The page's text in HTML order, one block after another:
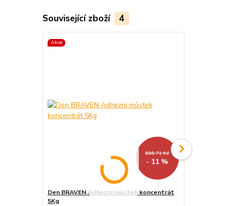
Související zboží 4
Akce
666,71 Kč
- 11 %
Den BRAVEN Adhezní můstek koncentrát
5Kg